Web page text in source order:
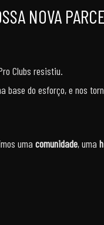
NOVA
Clubs resistiu.
base do esforço, e nos
umacomunidade, uma